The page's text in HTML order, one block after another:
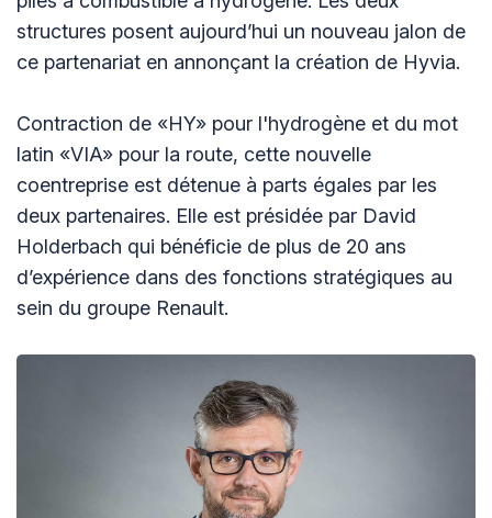
structures posent aujourd’hui un nouveau jalon de
ce partenariat en annonçant la création de Hyvia.
Contraction de «HY» pour l'hydrogène et du mot
latin «VIA» pour la route, cette nouvelle
coentreprise est détenue à parts égales par les
deux partenaires. Elle est présidée par David
Holderbach qui bénéficie de plus de 20 ans
d’expérience dans des fonctions stratégiques au
sein du groupe Renault.